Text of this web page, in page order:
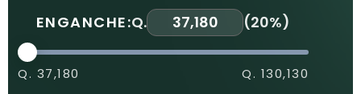
ENGANCHE:Q. (20%)
Q. 37,180 Q. 130,130